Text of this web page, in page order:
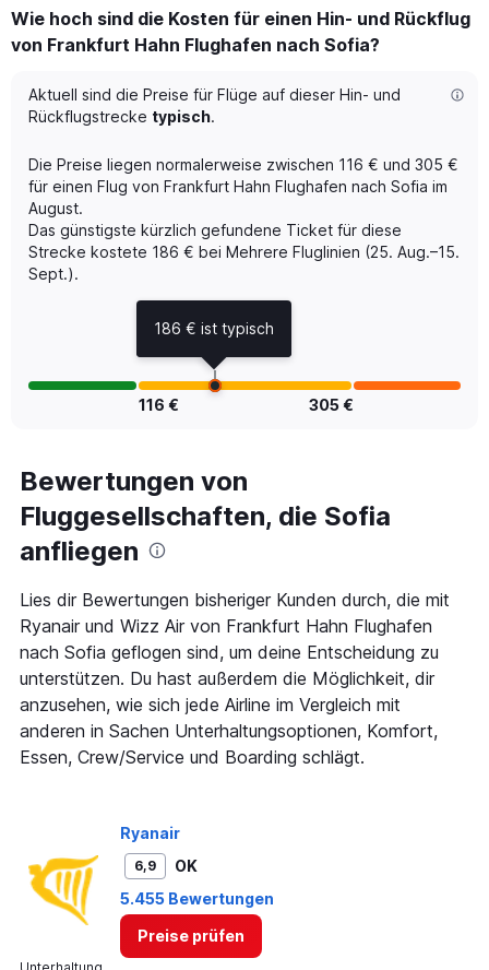
categories.
Range:
categories.
The
chart
1
Y
axis
displaying
Avg.
Price.
Wie hoch sind die Kosten für einen Hin- und Rückflug
von Frankfurt Hahn Flughafen nach Sofia?
Aktuell sind die Preise für Flüge auf dieser Hin- und
Rückflugstrecke typisch.
Die Preise liegen normalerweise zwischen 116 € und 305 €
für einen Flug von Frankfurt Hahn Flughafen nach Sofia im
August.
Das günstigste kürzlich gefundene Ticket für diese
Strecke kostete 186 € bei Mehrere Fluglinien (25. Aug.–15.
Sept.).
116 € 305 €
Bewertungen von
Fluggesellschaften, die Sofia
anfliegen
Lies dir Bewertungen bisheriger Kunden durch, die mit
Ryanair und Wizz Air von Frankfurt Hahn Flughafen
nach Sofia geflogen sind, um deine Entscheidung zu
unterstützen. Du hast außerdem die Möglichkeit, dir
anzusehen, wie sich jede Airline im Vergleich mit
anderen in Sachen Unterhaltungsoptionen, Komfort,
Essen, Crew/Service und Boarding schlägt.
Ryanair
6,9
OK
5.455 Bewertungen
Preise prüfen
186 € ist typisch